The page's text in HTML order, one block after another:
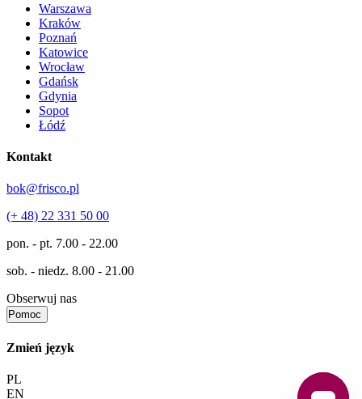
Warszawa
Kraków
Poznań
Katowice
Wrocław
Gdańsk
Gdynia
Sopot
Łódź
Kontakt
bok@frisco.pl
(+ 48) 22 331 50 00
pon. - pt. 7.00 - 22.00
sob. - niedz. 8.00 - 21.00
Obserwuj nas
Pomoc
Zmień język
PL
EN